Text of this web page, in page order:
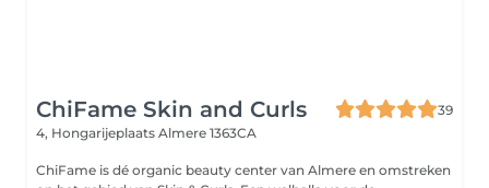
ChiFame Skin and Curls
39
4, Hongarijeplaats Almere 1363CA
ChiFame is dé organic beauty center van Almere en omstreken